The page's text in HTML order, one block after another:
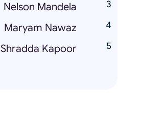
Nelson Mandela
Maryam Nawaz
Shradda Kapoor